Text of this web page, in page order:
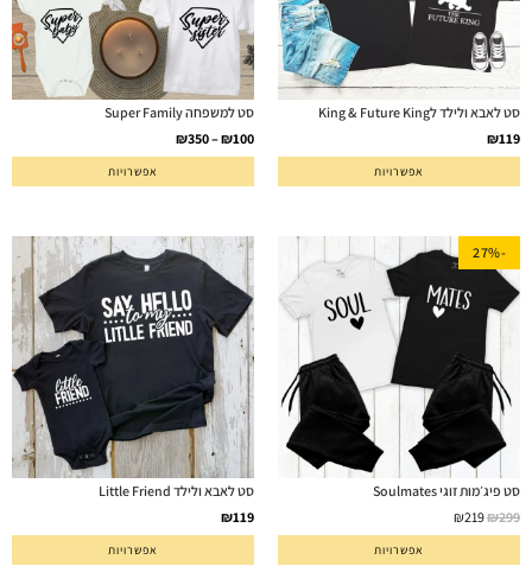
סט לאבא ולילד לKing & Future King
₪119
אפשרויות
סט למשפחה Super Family
₪100
–
₪350
אפשרויות
-27%
סט פיג׳מות זוגי Soulmates
₪299
₪219
אפשרויות
סט לאבא ולילד Little Friend
₪119
אפשרויות